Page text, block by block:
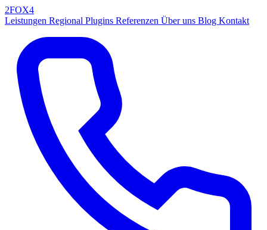
2FOX4
Leistungen Regional Plugins Referenzen Über uns Blog Kontakt